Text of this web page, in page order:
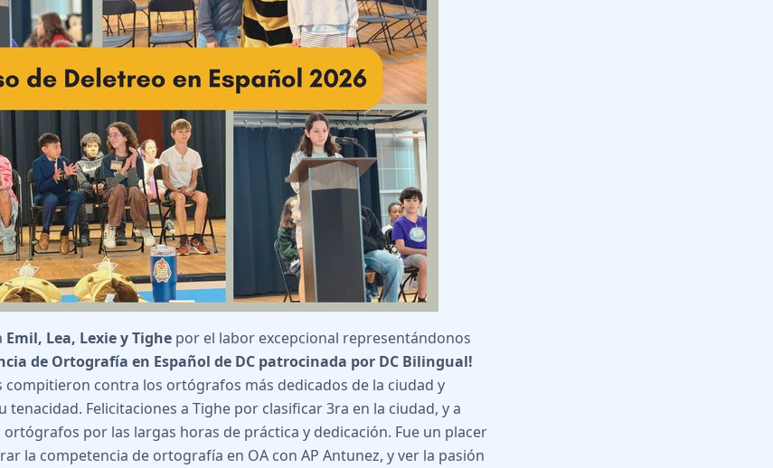
Emil, Lea, Lexie y Tighe por el labor excepcional representándonos
de Ortografía en Español de DC patrocinada por DC Bilingual!
compitieron contra los ortógrafos más dedicados de la ciudad y
tenacidad. Felicitaciones a Tighe por clasificar 3ra en la ciudad, y a
por las largas horas de práctica y dedicación. Fue un placer
la competencia de ortografía en OA con AP Antunez, y ver la pasión